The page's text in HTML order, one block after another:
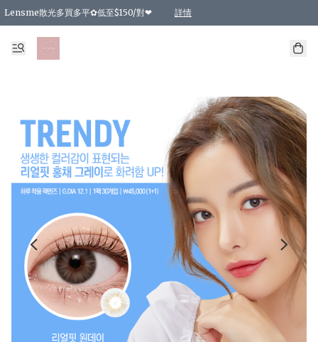
Lensme散光多買多平✿低至$150/對❤ 詳情
台灣Karacon⁩✧日拋 特價清貨❁⃘
日本韓國多款日/月拋現貨☼ 特價❤︎數量有限 售完即止
🇰🇷韓國多款月拋現貨 特價兩對$99✿數量有限 售完即止♫
精選商品，任選買2件或以上9 折；買4件或以上85 折；買6件或以上8 折
精選商品，任選買2件HKD 140.00；買4件HKD 260.00
精選商品，任選買2件HKD 190.00；買4件HKD 360.00
精選商品，任選買2件HKD 110.00；買4件HKD 180.00
精選商品，任選買2件HKD 170.00；買4件HKD 320.00
精選商品，任選買2件或以上減HKD 148.00
精選商品，任選買2件或以上減HKD 148.00
精選商品，任選買2件或以上95 折；買4件或以上9 折；買6件或以上85 折；買8件
精選商品，任選買12件或以上87 折
精選商品，任選買2件或以上減HKD 16.00；買4件或以上減HKD 32.00；買6
精選商品，任選買2件或以上95 折；買4件或以上9 折；買8件或以上85 折；買12
購物滿 HKD 800.00即享免運費優惠！（適用於 特定的送貨方式 )